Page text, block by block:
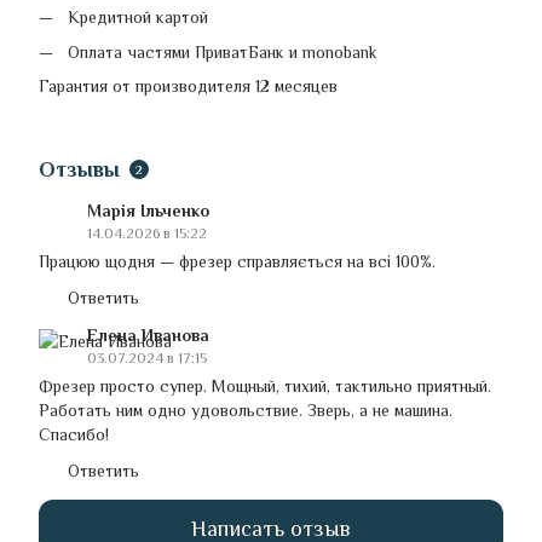
Кредитной картой
Оплата частями ПриватБанк и monobank
Гарантия от производителя 12 месяцев
Отзывы 2
Марія Ільченко
14.04.2026 в 15:22
Працюю щодня — фрезер справляється на всі 100%.
Ответить
Елена Иванова
03.07.2024 в 17:15
Фрезер просто супер. Мощный, тихий, тактильно приятный.
Работать ним одно удовольствие. Зверь, а не машина.
Спасибо!
Ответить
Написать отзыв